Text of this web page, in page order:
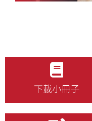
下載小冊子